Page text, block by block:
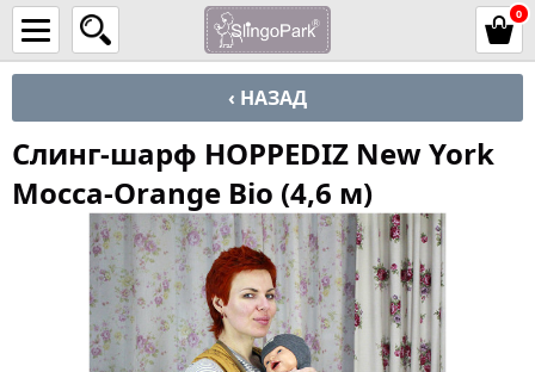
0
‹ НАЗАД
Слинг-шарф HOPPEDIZ New York
Mocca-Orange Bio (4,6 м)